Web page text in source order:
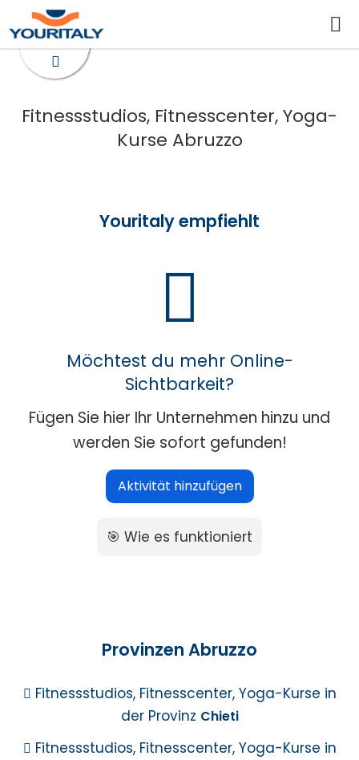
Fitnessstudios, Fitnesscenter, Yoga-
Kurse Abruzzo
Youritaly empfiehlt
Möchtest du mehr Online-
Sichtbarkeit?
Fügen Sie hier Ihr Unternehmen hinzu und
werden Sie sofort gefunden!
Aktivität hinzufügen
🎯 Wie es funktioniert
Provinzen Abruzzo
Fitnessstudios, Fitnesscenter, Yoga-Kurse in
der Provinz Chieti
Fitnessstudios, Fitnesscenter, Yoga-Kurse in